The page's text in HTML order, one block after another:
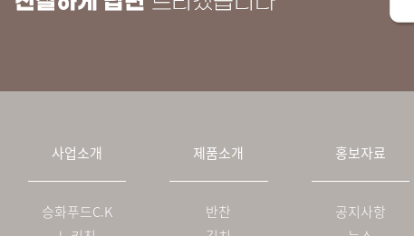
사업소개
승화푸드C.K
제품소개
반찬
홍보자료
공지사항